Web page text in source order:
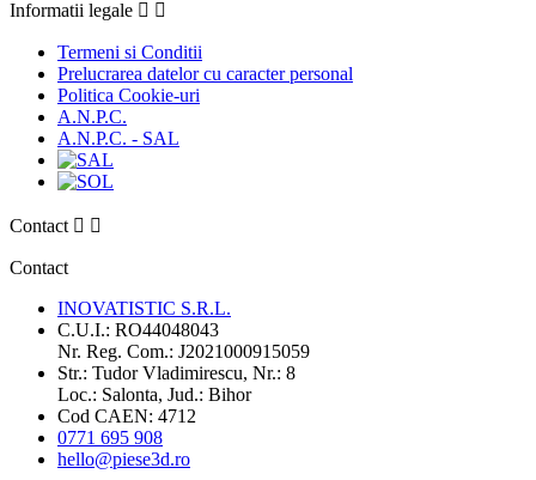
Informatii legale  
Termeni si Conditii
Prelucrarea datelor cu caracter personal
Politica Cookie-uri
A.N.P.C.
A.N.P.C. - SAL
Contact  
Contact
INOVATISTIC S.R.L.
C.U.I.: RO44048043
Nr. Reg. Com.: J2021000915059
Str.: Tudor Vladimirescu, Nr.: 8
Loc.: Salonta, Jud.: Bihor
Cod CAEN: 4712
0771 695 908
hello@piese3d.ro